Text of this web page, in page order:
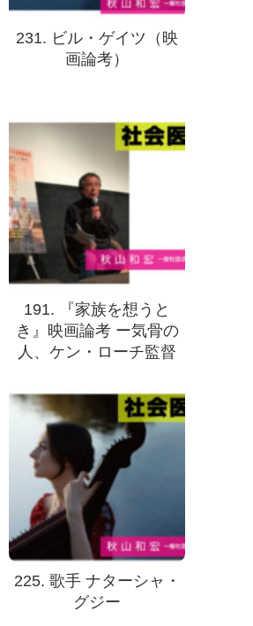
231. ビル・ゲイツ（映
画論考）
191. 『家族を想うと
き』映画論考 ー気骨の
人、ケン・ローチ監督
225. 歌手 ナターシャ・
グジー